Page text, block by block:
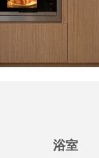
浴室